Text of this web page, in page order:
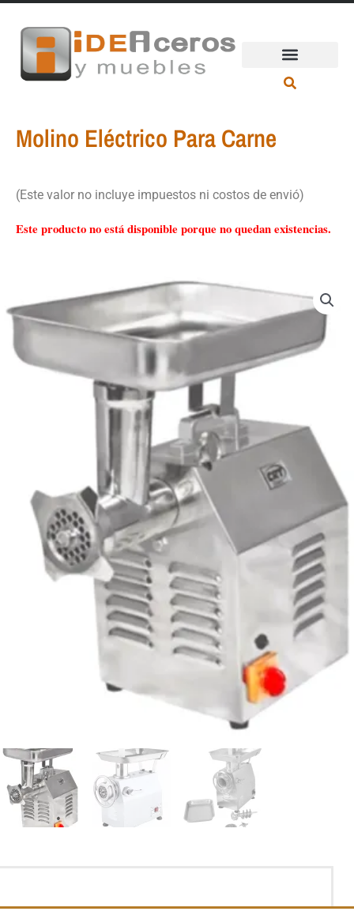
contenido
Molino Eléctrico Para Carne
(Este valor no incluye impuestos ni costos de envió)
Este producto no está disponible porque no quedan existencias.